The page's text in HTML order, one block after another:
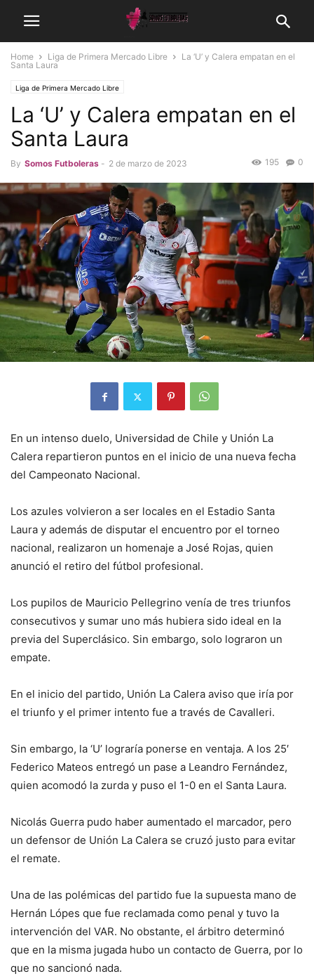
Home Liga de Primera Mercado Libre
La ‘U’ y Calera empatan en el
Santa Laura
Liga de Primera Mercado Libre
La ‘U’ y Calera empatan en el
Santa Laura
By Somos Futboleras - 2 de marzo de 2023 0
195
En un intenso duelo, Universidad de Chile y Unión La
Calera repartieron puntos en el inicio de una nueva fecha
del Campeonato Nacional.
Los azules volvieron a ser locales en el Estadio Santa
Laura y además de disputar el encuentro por el torneo
nacional, realizaron un homenaje a José Rojas, quien
anunció el retiro del fútbol profesional.
Los pupilos de Mauricio Pellegrino venía de tres triunfos
consecutivos y sumar uno más hubiera sido ideal en la
previa del Superclásico. Sin embargo, solo lograron un
empate.
En el inicio del partido, Unión La Calera aviso que iría por
el triunfo y el primer intento fue a través de Cavalleri.
Sin embargo, la ‘U’ lograría ponerse en ventaja. A los 25′
Federico Mateos entregó un pase a Leandro Fernández,
quien acomodó la zurda y puso el 1-0 en el Santa Laura.
Nicolás Guerra pudo haber aumentado el marcador, pero
un defensor de Unión La Calera se cruzó justo para evitar
el remate.
Una de las polémicas del partido fue la supuesta mano de
Hernán Lópes que fue reclamada como penal y tuvo la
intervención del VAR. No obstante, el árbitro determinó
que en la misma jugada hubo un contacto de Guerra, por lo
que no sancionó nada.